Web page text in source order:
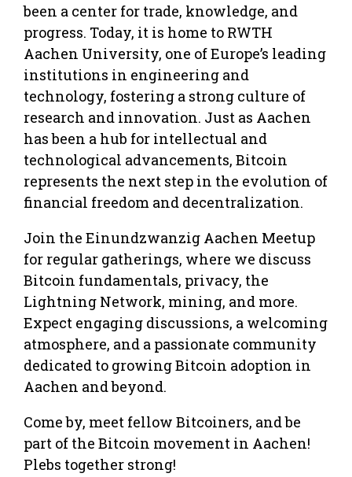
been a center for trade, knowledge, and
progress. Today, it is home to RWTH
Aachen University, one of Europe’s leading
institutions in engineering and
technology, fostering a strong culture of
research and innovation. Just as Aachen
has been a hub for intellectual and
technological advancements, Bitcoin
represents the next step in the evolution of
financial freedom and decentralization.
Join the Einundzwanzig Aachen Meetup
for regular gatherings, where we discuss
Bitcoin fundamentals, privacy, the
Lightning Network, mining, and more.
Expect engaging discussions, a welcoming
atmosphere, and a passionate community
dedicated to growing Bitcoin adoption in
Aachen and beyond.
Come by, meet fellow Bitcoiners, and be
part of the Bitcoin movement in Aachen!
Plebs together strong!